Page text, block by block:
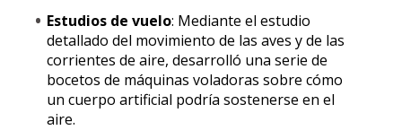
Estudios de vuelo: Mediante el estudio
detallado del movimiento de las aves y de las
corrientes de aire, desarrolló una serie de
bocetos de máquinas voladoras sobre cómo
un cuerpo artificial podría sostenerse en el
aire.